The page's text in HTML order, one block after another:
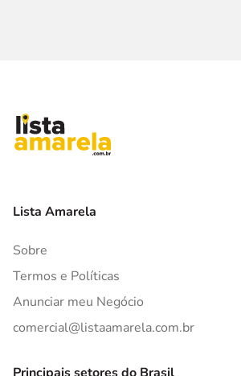
Lista Amarela
Sobre
Termos e Políticas
Anunciar meu Negócio
comercial@listaamarela.com.br